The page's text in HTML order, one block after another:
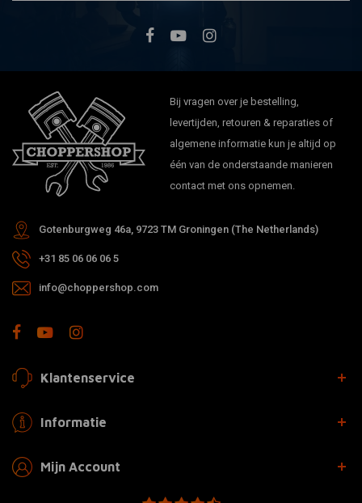
Bij vragen over je bestelling,
levertijden, retouren & reparaties of
algemene informatie kun je altijd op
één van de onderstaande manieren
contact met ons opnemen.
Gotenburgweg 46a, 9723 TM Groningen (The Netherlands)
+31 85 06 06 06 5
info@choppershop.com
Klantenservice
Informatie
Mijn Account